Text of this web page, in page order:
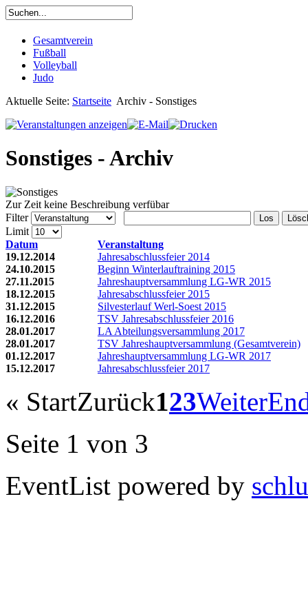
Gesamtverein
Fußball
Volleyball
Judo
Aktuelle Seite: Startseite Archiv - Sonstiges
Sonstiges - Archiv
Zur Zeit keine Beschreibung verfübar
Filter
Los
Limit
Datum
Veranstaltung
19.12.2014
Jahresabschlussfeier 2014
24.10.2015
Beginn Winterlauftraining 2015
27.11.2015
Jahreshauptversammlung LG-WR 2015
18.12.2015
Jahresabschlussfeier 2015
31.12.2015
Silvesterlauf Werl-Soest 2015
16.12.2016
TSV Jahresabschlussfeier 2016
28.01.2017
LA Abteilungsversammlung 2017
28.01.2017
TSV Jahreshauptversammlung (Gesamtverein)
01.12.2017
Jahreshauptversammlung LG-WR 2017
15.12.2017
Jahresabschlussfeier 2017
« StartZurück123Weiter
Seite 1 von 3
EventList powered by